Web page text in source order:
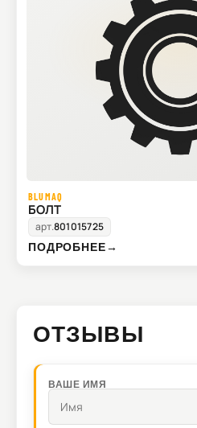
BLUMAQ
БОЛТ
арт.801015725
ПОДРОБНЕЕ→
ОТЗЫВЫ
ВАШЕ ИМЯ